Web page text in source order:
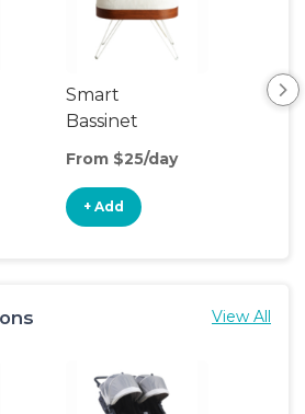
Smart
Bassinet
From $25/day
+ Add
View All